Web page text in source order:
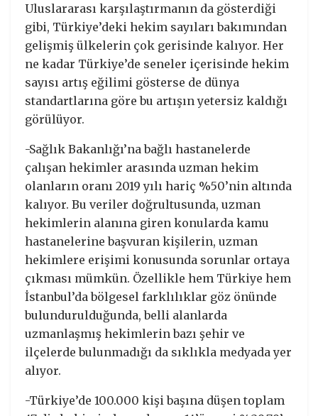
Uluslararası karşılaştırmanın da gösterdiği
gibi, Türkiye’deki hekim sayıları bakımından
gelişmiş ülkelerin çok gerisinde kalıyor. Her
ne kadar Türkiye’de seneler içerisinde hekim
sayısı artış eğilimi gösterse de dünya
standartlarına göre bu artışın yetersiz kaldığı
görülüyor.
-Sağlık Bakanlığı’na bağlı hastanelerde
çalışan hekimler arasında uzman hekim
olanların oranı 2019 yılı hariç %50’nin altında
kalıyor. Bu veriler doğrultusunda, uzman
hekimlerin alanına giren konularda kamu
hastanelerine başvuran kişilerin, uzman
hekimlere erişimi konusunda sorunlar ortaya
çıkması mümkün. Özellikle hem Türkiye hem
İstanbul’da bölgesel farklılıklar göz önünde
bulundurulduğunda, belli alanlarda
uzmanlaşmış hekimlerin bazı şehir ve
ilçelerde bulunmadığı da sıklıkla medyada yer
alıyor.
-Türkiye’de 100.000 kişi başına düşen toplam